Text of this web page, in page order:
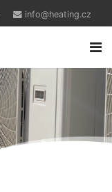
info@heating.cz